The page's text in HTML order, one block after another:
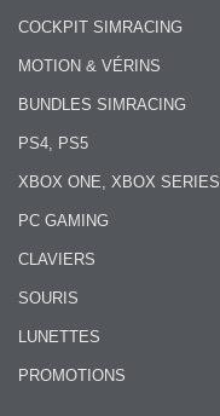
COCKPIT SIMRACING
MOTION & VÉRINS
BUNDLES SIMRACING
PS4, PS5
XBOX ONE, XBOX SERIES
PC GAMING
CLAVIERS
SOURIS
LUNETTES
PROMOTIONS